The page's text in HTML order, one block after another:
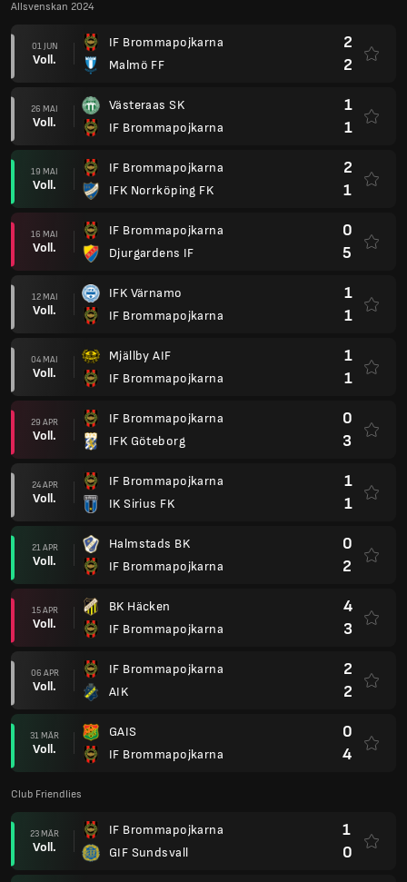
Allsvenskan 2024
01 JUN
Voll.
IF Brommapojkarna
Malmö FF
2
2
26 MAI
Voll.
Västeraas SK
IF Brommapojkarna
1
1
19 MAI
Voll.
IF Brommapojkarna
IFK Norrköping FK
2
1
16 MAI
Voll.
IF Brommapojkarna
Djurgardens IF
0
5
12 MAI
Voll.
IFK Värnamo
IF Brommapojkarna
1
1
04 MAI
Voll.
Mjällby AIF
IF Brommapojkarna
1
1
29 APR
Voll.
IF Brommapojkarna
IFK Göteborg
0
3
24 APR
Voll.
IF Brommapojkarna
IK Sirius FK
1
1
21 APR
Voll.
Halmstads BK
IF Brommapojkarna
0
2
15 APR
Voll.
BK Häcken
IF Brommapojkarna
4
3
06 APR
Voll.
IF Brommapojkarna
AIK
2
2
31 MÄR
Voll.
GAIS
IF Brommapojkarna
0
4
Club Friendlies
23 MÄR
Voll.
IF Brommapojkarna
GIF Sundsvall
1
0